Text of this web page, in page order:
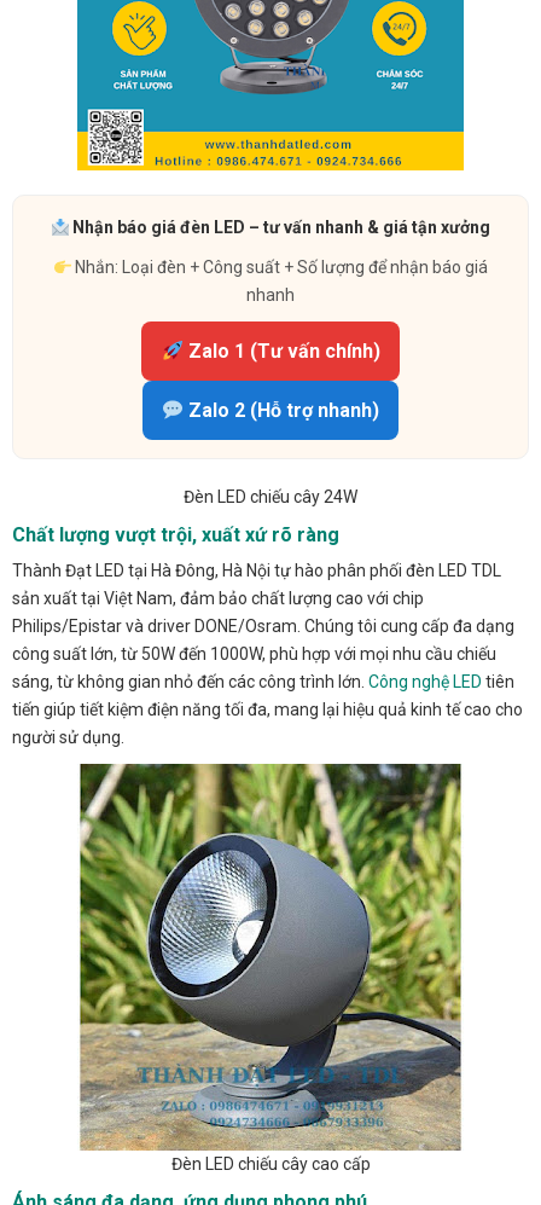
Nhận báo giá đèn LED – tư vấn nhanh & giá tận xưởng
Nhắn: Loại đèn + Công suất + Số lượng để nhận báo giá
nhanh
Zalo 1 (Tư vấn chính)
Zalo 2 (Hỗ trợ nhanh)
Đèn LED chiếu cây 24W
Chất lượng vượt trội, xuất xứ rõ ràng
Thành Đạt LED tại Hà Đông, Hà Nội tự hào phân phối đèn LED TDL
sản xuất tại Việt Nam, đảm bảo chất lượng cao với chip
Philips/Epistar và driver DONE/Osram. Chúng tôi cung cấp đa dạng
công suất lớn, từ 50W đến 1000W, phù hợp với mọi nhu cầu chiếu
sáng, từ không gian nhỏ đến các công trình lớn. Công nghệ LED tiên
tiến giúp tiết kiệm điện năng tối đa, mang lại hiệu quả kinh tế cao cho
người sử dụng.
Đèn LED chiếu cây cao cấp